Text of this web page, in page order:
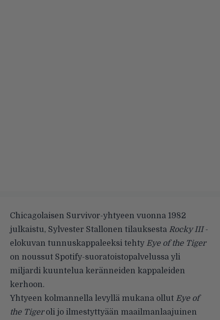
Chicagolaisen Survivor-yhtyeen vuonna 1982
julkaistu, Sylvester Stallonen tilauksesta Rocky III-
elokuvan tunnuskappaleeksi tehty Eye of the Tiger
on noussut Spotify-suoratoistopalvelussa yli
miljardi kuuntelua keränneiden kappaleiden
kerhoon.
Yhtyeen kolmannella levyllä mukana ollut Eye of
the Tigeroli jo ilmestyttyään maailmanlaajuinen